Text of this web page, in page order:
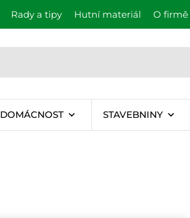
Rady a tipy Hutní materiál O firmě
DOMÁCNOST STAVEBNINY